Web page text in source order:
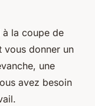
à la coupe de
vous donner un
une
avez besoin